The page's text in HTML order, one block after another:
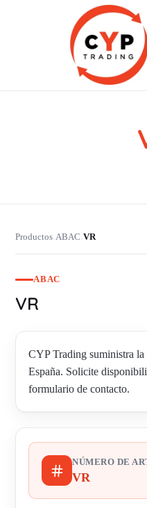
Productos›ABAC›VR
ABAC
VR
CYP Trading suministra
España. Solicite
formulario de contacto.
NÚMERO DE
VR